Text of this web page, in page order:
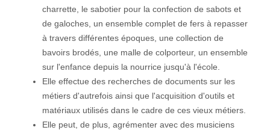
charrette, le sabotier pour la confection de sabots et
de galoches, un ensemble complet de fers à repasser
à travers différentes époques, une collection de
bavoirs brodés, une malle de colporteur, un ensemble
sur l'enfance depuis la nourrice jusqu'à l'école.
Elle effectue des recherches de documents sur les
métiers d'autrefois ainsi que l'acquisition d'outils et
matériaux utilisés dans le cadre de ces vieux métiers.
Elle peut, de plus, agrémenter avec des musiciens